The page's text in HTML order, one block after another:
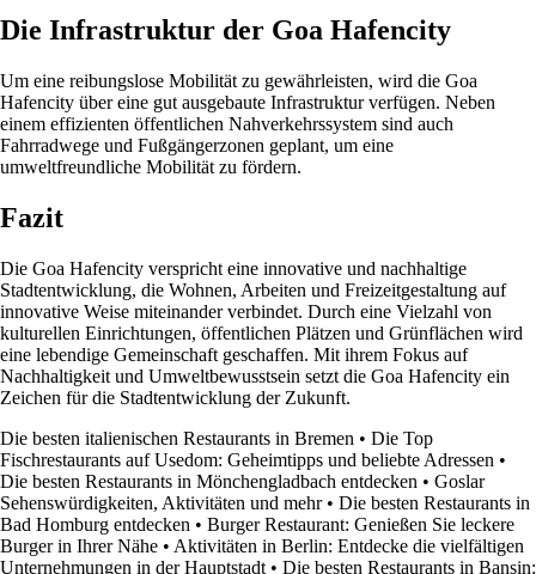
Die Infrastruktur der Goa Hafencity
Um eine reibungslose Mobilität zu gewährleisten, wird die Goa
Hafencity über eine gut ausgebaute Infrastruktur verfügen. Neben
einem effizienten öffentlichen Nahverkehrssystem sind auch
Fahrradwege und Fußgängerzonen geplant, um eine
umweltfreundliche Mobilität zu fördern.
Fazit
Die Goa Hafencity verspricht eine innovative und nachhaltige
Stadtentwicklung, die Wohnen, Arbeiten und Freizeitgestaltung auf
innovative Weise miteinander verbindet. Durch eine Vielzahl von
kulturellen Einrichtungen, öffentlichen Plätzen und Grünflächen wird
eine lebendige Gemeinschaft geschaffen. Mit ihrem Fokus auf
Nachhaltigkeit und Umweltbewusstsein setzt die Goa Hafencity ein
Zeichen für die Stadtentwicklung der Zukunft.
Die besten italienischen Restaurants in Bremen • Die Top
Fischrestaurants auf Usedom: Geheimtipps und beliebte Adressen •
Die besten Restaurants in Mönchengladbach entdecken • Goslar
Sehenswürdigkeiten, Aktivitäten und mehr• Die besten Restaurants in
Bad Homburg entdecken • Burger Restaurant: Genießen Sie leckere
Burger in Ihrer Nähe • Aktivitäten in Berlin: Entdecke die vielfältigen
Unternehmungen in der Hauptstadt • Die besten Restaurants in Bansin: